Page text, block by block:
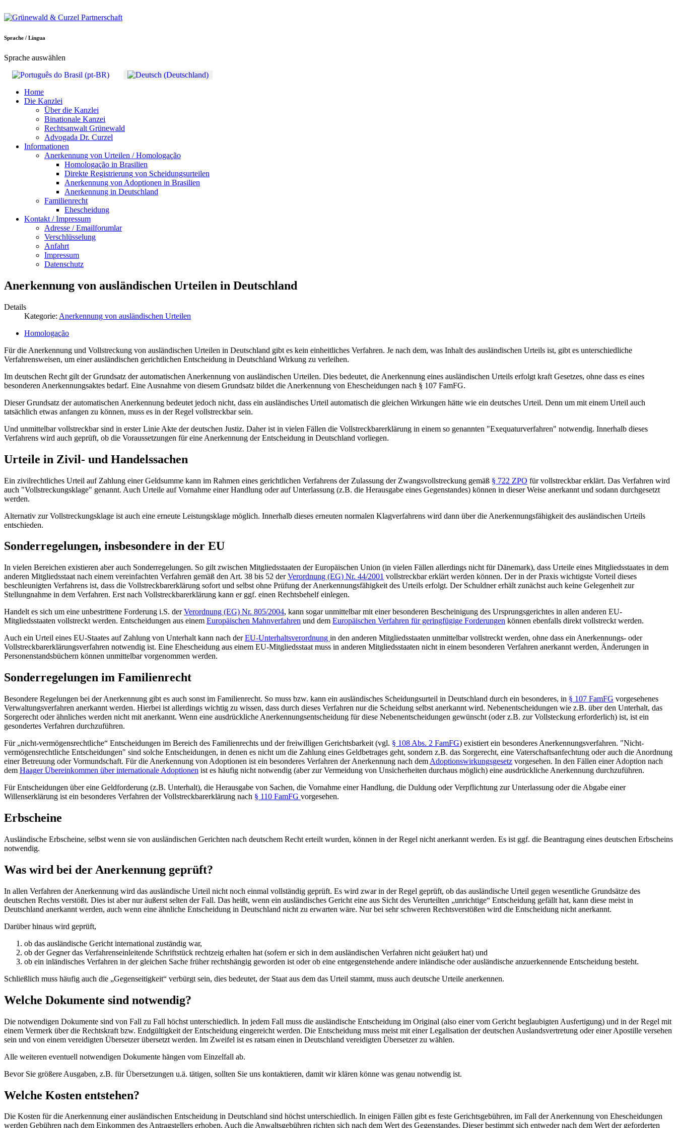
Sprache / Língua
Sprache auswählen
Home
Die Kanzlei
Über die Kanzlei
Binationale Kanzei
Rechtsanwalt Grünewald
Advogada Dr. Curzel
Informationen
Anerkennung von Urteilen / Homologação
Homologação in Brasilien
Direkte Registrierung von Scheidungsurteilen
Anerkennung von Adoptionen in Brasilien
Anerkennung in Deutschland
Familienrecht
Ehescheidung
Kontakt / Impressum
Adresse / Emailforumlar
Verschlüsselung
Anfahrt
Impressum
Datenschutz
Anerkennung von ausländischen Urteilen in Deutschland
Details
Kategorie: Anerkennung von ausländischen Urteilen
Homologação
Für die Anerkennung und Vollstreckung von ausländischen Urteilen in Deutschland gibt es kein einheitliches Verfahren. Je nach dem, was Inhalt des ausländischen Urteils ist, gibt es unterschiedliche
Verfahrensweisen, um einer ausländischen gerichtlichen Entscheidung in Deutschland Wirkung zu verleihen.
Im deutschen Recht gilt der Grundsatz der automatischen Anerkennung von ausländischen Urteilen. Dies bedeutet, die Anerkennung eines ausländischen Urteils erfolgt kraft Gesetzes, ohne dass es eines
besonderen Anerkennungsaktes bedarf. Eine Ausnahme von diesem Grundsatz bildet die Anerkennung von Ehescheidungen nach § 107 FamFG.
Dieser Grundsatz der automatischen Anerkennung bedeutet jedoch nicht, dass ein ausländisches Urteil automatisch die gleichen Wirkungen hätte wie ein deutsches Urteil. Denn um mit einem Urteil auch
tatsächlich etwas anfangen zu können, muss es in der Regel vollstreckbar sein.
Und unmittelbar vollstreckbar sind in erster Linie Akte der deutschen Justiz. Daher ist in vielen Fällen die Vollstreckbarerklärung in einem so genannten "Exequaturverfahren" notwendig. Innerhalb dieses
Verfahrens wird auch geprüft, ob die Voraussetzungen für eine Anerkennung der Entscheidung in Deutschland vorliegen.
Urteile in Zivil- und Handelssachen
Ein zivilrechtliches Urteil auf Zahlung einer Geldsumme kann im Rahmen eines gerichtlichen Verfahrens der Zulassung der Zwangsvollstreckung gemäß § 722 ZPO für vollstreckbar erklärt. Das Verfahren wird
auch "Vollstreckungsklage" genannt. Auch Urteile auf Vornahme einer Handlung oder auf Unterlassung (z.B. die Herausgabe eines Gegenstandes) können in dieser Weise anerkannt und sodann durchgesetzt
werden.
Alternativ zur Vollstreckungsklage ist auch eine erneute Leistungsklage möglich. Innerhalb dieses erneuten normalen Klagverfahrens wird dann über die Anerkennungsfähigkeit des ausländischen Urteils
entschieden.
Sonderregelungen, insbesondere in der EU
In vielen Bereichen existieren aber auch Sonderregelungen. So gilt zwischen Mitgliedsstaaten der Europäischen Union (in vielen Fällen allerdings nicht für Dänemark), dass Urteile eines Mitgliedsstaates in dem
anderen Mitgliedsstaat nach einem vereinfachten Verfahren gemäß den Art. 38 bis 52 derVerordnung (EG) Nr. 44/2001 vollstreckbar erklärt werden können. Der in der Praxis wichtigste Vorteil dieses
beschleunigten Verfahrens ist, dass die Vollstreckbarerklärung sofort und selbst ohne Prüfung der Anerkennungsfähigkeit des Urteils erfolgt. Der Schuldner erhält zunächst auch keine Gelegenheit zur
Stellungnahme in dem Verfahren. Erst nach Vollstreckbarerklärung kann er ggf. einen Rechtsbehelf einlegen.
Handelt es sich um eine unbestrittene Forderung i.S. derVerordnung (EG) Nr. 805/2004, kann sogar unmittelbar mit einer besonderen Bescheinigung des Ursprungsgerichtes in allen anderen EU-
Mitgliedsstaaten vollstreckt werden. Entscheidungen aus einem Europäischen Mahnverfahren und dem Europäischen Verfahren für geringfügige Forderungen können ebenfalls direkt vollstreckt werden.
Auch ein Urteil eines EU-Staates auf Zahlung von Unterhalt kann nach derEU-Unterhaltsverordnung in den anderen Mitgliedsstaaten unmittelbar vollstreckt werden, ohne dass ein Anerkennungs- oder
Vollstreckbarerklärungsverfahren notwendig ist. Eine Ehescheidung aus einem EU-Mitgliedsstaat muss in anderen Mitgliedsstaaten nicht in einem besonderen Verfahren anerkannt werden, Änderungen in
Personenstandsbüchern können unmittelbar vorgenommen werden.
Sonderregelungen im Familienrecht
Besondere Regelungen bei der Anerkennung gibt es auch sonst im Familienrecht. So muss bzw. kann ein ausländisches Scheidungsurteil in Deutschland durch ein besonderes, in § 107 FamFG vorgesehenes
Verwaltungsverfahren anerkannt werden. Hierbei ist allerdings wichtig zu wissen, dass durch dieses Verfahren nur die Scheidung selbst anerkannt wird. Nebenentscheidungen wie z.B. über den Unterhalt, das
Sorgerecht oder ähnliches werden nicht mit anerkannt. Wenn eine ausdrückliche Anerkennungsentscheidung für diese Nebenentscheidungen gewünscht (oder z.B. zur Vollsteckung erforderlich) ist, ist ein
gesondertes Verfahren durchzuführen.
Für „nicht-vermögensrechtliche“ Entscheidungen im Bereich des Familienrechts und der freiwilligen Gerichtsbarkeit (vgl. § 108 Abs. 2 FamFG) existiert ein besonderes Anerkennungsverfahren. "Nicht-
vermögensrechtliche Entscheidungen" sind solche Entscheidungen, in denen es nicht um die Zahlung eines Geldbetrages geht, sondern z.B. das Sorgerecht, eine Vaterschaftsanfechtung oder auch die Anordnung
einer Betreuung oder Vormundschaft. Für die Anerkennung von Adoptionen ist ein besonderes Verfahren der Anerkennung nach dem Adoptionswirkungsgesetz vorgesehen. In den Fällen einer Adoption nach
dem Haager Übereinkommen über internationale Adoptionen ist es häufig nicht notwendig (aber zur Vermeidung von Unsicherheiten durchaus möglich) eine ausdrückliche Anerkennung durchzuführen.
Für Entscheidungen über eine Geldforderung (z.B. Unterhalt), die Herausgabe von Sachen, die Vornahme einer Handlung, die Duldung oder Verpflichtung zur Unterlassung oder die Abgabe einer
Willenserklärung ist ein besonderes Verfahren der Vollstreckbarerklärung nach § 110 FamFG vorgesehen.
Erbscheine
Ausländische Erbscheine, selbst wenn sie von ausländischen Gerichten nach deutschem Recht erteilt wurden, können in der Regel nicht anerkannt werden. Es ist ggf. die Beantragung eines deutschen Erbscheins
notwendig.
Was wird bei der Anerkennung geprüft?
In allen Verfahren der Anerkennung wird das ausländische Urteil nicht noch einmal vollständig geprüft. Es wird zwar in der Regel geprüft, ob das ausländische Urteil gegen wesentliche Grundsätze des
deutschen Rechts verstößt. Dies ist aber nur äußerst selten der Fall. Das heißt, wenn ein ausländisches Gericht eine aus Sicht des Verurteilten „unrichtige“ Entscheidung gefällt hat, kann diese meist in
Deutschland anerkannt werden, auch wenn eine ähnliche Entscheidung in Deutschland nicht zu erwarten wäre. Nur bei sehr schweren Rechtsverstößen wird die Entscheidung nicht anerkannt.
Darüber hinaus wird geprüft,
ob das ausländische Gericht international zuständig war,
ob der Gegner das Verfahrenseinleitende Schriftstück rechtzeig erhalten hat (sofern er sich in dem ausländischen Verfahren nicht geäußert hat) und
ob ein inländisches Verfahren in der gleichen Sache früher rechtshängig geworden ist oder ob eine entgegenstehende andere inländische oder ausländische anzuerkennende Entscheidung besteht.
Schließlich muss häufig auch die „Gegenseitigkeit“ verbürgt sein, dies bedeutet, der Staat aus dem das Urteil stammt, muss auch deutsche Urteile anerkennen.
Welche Dokumente sind notwendig?
Die notwendigen Dokumente sind von Fall zu Fall höchst unterschiedlich. In jedem Fall muss die ausländische Entscheidung im Original (also einer vom Gericht beglaubigten Ausfertigung) und in der Regel mit
einem Vermerk über die Rechtskraft bzw. Endgültigkeit der Entscheidung eingereicht werden. Die Entscheidung muss meist mit einer Legalisation der deutschen Auslandsvertretung oder einer Apostille versehen
sein und von einem vereidigten Übersetzer übersetzt werden. Im Zweifel ist es ratsam einen in Deutschland vereidigten Übersetzer zu wählen.
Alle weiteren eventuell notwendigen Dokumente hängen vom Einzelfall ab.
Bevor Sie größere Ausgaben, z.B. für Übersetzungen u.ä. tätigen, sollten Sie uns kontaktieren, damit wir klären könne was genau notwendig ist.
Welche Kosten entstehen?
Die Kosten für die Anerkennung einer ausländischen Entscheidung in Deutschland sind höchst unterschiedlich. In einigen Fällen gibt es feste Gerichtsgebühren, im Fall der Anerkennung von Ehescheidungen
werden Gebühren nach dem Einkommen des Antragstellers erhoben. Auch die Anwaltsgebühren richten sich nach dem Wert des Gegenstandes. Dieser bestimmt sich entweder nach dem Wert der geforderten